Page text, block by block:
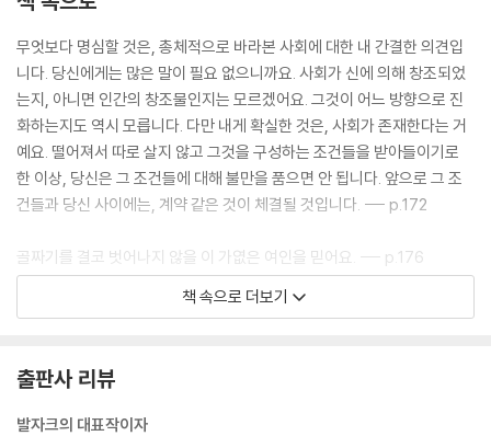
무엇보다 명심할 것은, 총체적으로 바라본 사회에 대한 내 간결한 의견입
니다. 당신에게는 많은 말이 필요 없으니까요. 사회가 신에 의해 창조되었
는지, 아니면 인간의 창조물인지는 모르겠어요. 그것이 어느 방향으로 진
화하는지도 역시 모릅니다. 다만 내게 확실한 것은, 사회가 존재한다는 거
예요. 떨어져서 따로 살지 않고 그것을 구성하는 조건들을 받아들이기로
한 이상, 당신은 그 조건들에 대해 불만을 품으면 안 됩니다. 앞으로 그 조
건들과 당신 사이에는, 계약 같은 것이 체결될 것입니다. --- p.172
골짜기를 결코 벗어나지 않을 이 가엾은 여인을 믿어요. --- p.176
왜 나는 흰색 드레스를 즐겨 입었던가요? 그렇게 하면 내 스스로 당신의 백
은 모두 마땅히 애정을 받아야 하는 이들의 몫을 빼앗는 것이니까요. 이제
알겠죠, 펠릭스? 모든 고통에는 다 이유가 있다는 원리를요. --- p.298
책 속으로 더보기
출판사 리뷰
발자크의 대표작이자